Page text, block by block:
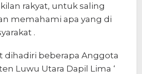
rakyat, untuk saling
memahami apa yang di
.
dihadiri beberapa Anggota
Luwu Utara Dapil Lima ‘